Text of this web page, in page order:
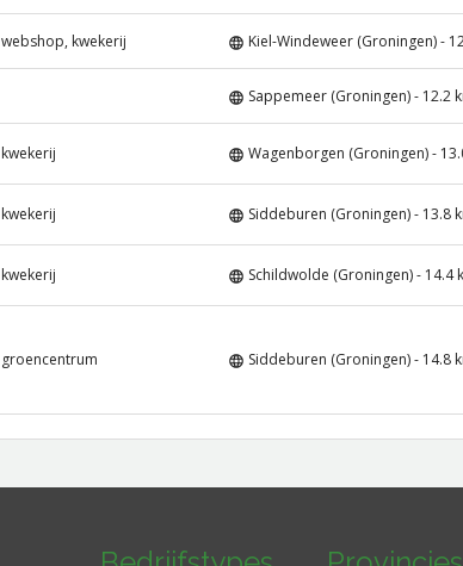
webshop, kwekerij Kiel-Windeweer (Groningen) -
Sappemeer (Groningen) - 12.2
kwekerij Wagenborgen (Groningen) -
kwekerij Siddeburen (Groningen) - 13.8
kwekerij Schildwolde (Groningen) - 14.4
groencentrum Siddeburen (Groningen) - 14.8